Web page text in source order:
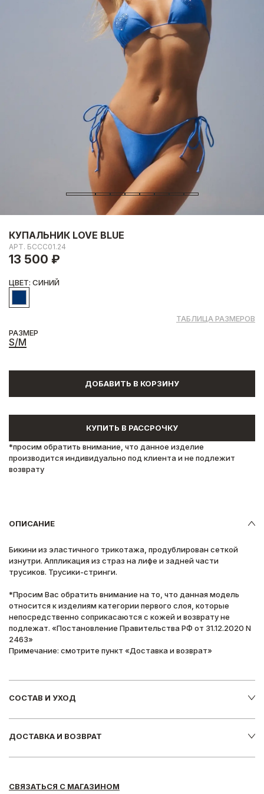
КУПАЛЬНИК LOVE BLUE
АРТ. БССС01.24
13 500 ₽
ДОБАВИТЬ В КОРЗИНУ
КУПИТЬ В РАССРОЧКУ
*просим обратить внимание, что данное изделие
производится индивидуально под клиента и не подлежит
возврату
РАЗМЕР
S/M
ЦВЕТ: СИНИЙ
ТАБЛИЦА РАЗМЕРОВ
ОПИСАНИЕ
Бикини из эластичного трикотажа, продублирован сеткой
изнутри. Аппликация из страз на лифе и задней части
трусиков. Трусики-стринги.
*Просим Вас обратить внимание на то, что данная модель
относится к изделиям категории первого слоя, которые
непосредственно соприкасаются с кожей и возврату не
подлежат. «Постановление Правительства РФ от 31.12.2020 N
2463»
Примечание: смотрите пункт «Доставка и возврат»
СОСТАВ И УХОД
ДОСТАВКА И ВОЗВРАТ
СВЯЗАТЬСЯ С МАГАЗИНОМ